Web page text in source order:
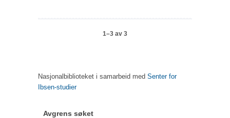
1–3 av 3
Nasjonalbiblioteket i samarbeid med Senter for
Ibsen-studier
Avgrens søket